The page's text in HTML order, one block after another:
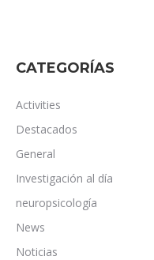
CATEGORÍAS
Activities
Destacados
General
Investigación al día
neuropsicología
News
Noticias